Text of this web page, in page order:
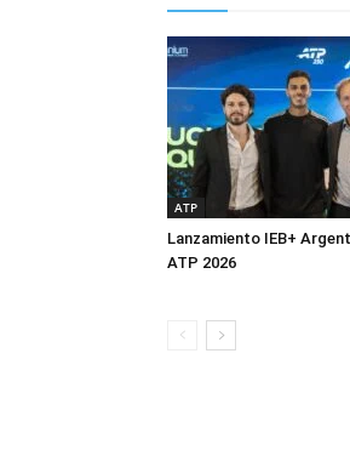
ATP
Lanzamiento IEB+
ATP 2026